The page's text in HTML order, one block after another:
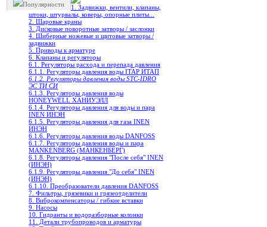
Популярности
1. Задвижки, вентили, клапаны,
штоки, штурвалы, коверы, опорные плиты...
2. Шаровые краны
3. Дисковые поворотные затворы / заслонки
4. Шиберные ножевые и щитовые затворы /
задвижки
5. Приводы к арматуре
6. Клапаны и регуляторы
6.1. Регуляторы расхода и перепада давления
6.1.1. Регуляторы давления воды ITAP ИТАП
6.1.2. Регуляторы давления воды STC-IDRO
ЭС ТИ СИ
6.1.3. Регуляторы давления воды
HONEYWELL ХАНИУЭЛЛ
6.1.4. Регуляторы давления для воды и пара
INEN ИНЭН
6.1.5. Регуляторы давления для газа INEN
ИНЭН
6.1.6. Регуляторы давления воды DANFOSS
6.1.7. Регуляторы давления воды и пара
MANKENBERG (МАНКЕНБЕРГ)
6.1.8. Регуляторы давления "После себя" INEN
(ИНЭН)
6.1.9. Регуляторы давления "До себя" INEN
(ИНЭН)
6.1.10. Преобразователи давления DANFOSS
7. Фильтры, грязевики и грязеотделители
8. Виброкомпенсаторы / гибкие вставки
9. Насосы
10. Гидранты и водоразборные колонки
11. Детали трубопроводов и арматуры